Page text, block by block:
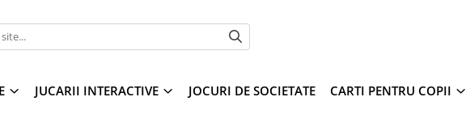
JUCARII INTERACTIVE JOCURI DE SOCIETATE CARTI PENTRU COPII